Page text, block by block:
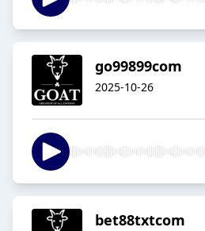
go99899com
2025-10-26
bet88txtcom